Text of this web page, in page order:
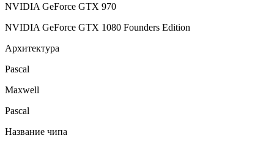
NVIDIA GeForce GTX 970
NVIDIA GeForce GTX 1080 Founders Edition
Архитектура
Pascal
Maxwell
Pascal
Название чипа